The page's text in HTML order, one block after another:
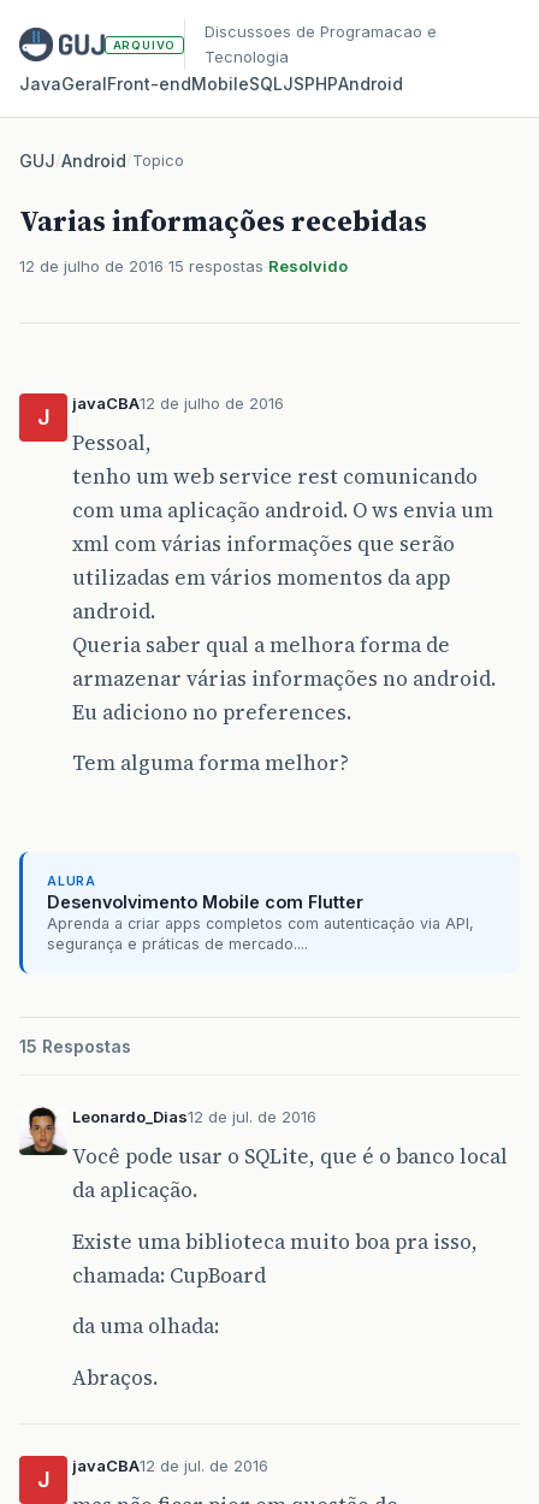
ARQUIVO
Discussoes de Programacao e
Tecnologia
JavaGeralFront‑endMobileSQLJSPHPAndroid
GUJ/Android/Topico
Varias informações recebidas
12 de julho de 2016 15 respostas Resolvido
J
javaCBA12 de julho de 2016
Pessoal,
tenho um web service rest comunicando
com uma aplicação android. O ws envia um
xml com várias informações que serão
utilizadas em vários momentos da app
android.
Queria saber qual a melhora forma de
armazenar várias informações no android.
Eu adiciono no preferences.
Tem alguma forma melhor?
ALURA
Desenvolvimento Mobile com Flutter
Aprenda a criar apps completos com autenticação via API,
segurança e práticas de mercado....
15 Respostas
Leonardo_Dias12 de jul. de 2016
Você pode usar o SQLite, que é o banco local
da aplicação.
Existe uma biblioteca muito boa pra isso,
chamada: CupBoard
da uma olhada:
Abraços.
J
javaCBA12 de jul. de 2016